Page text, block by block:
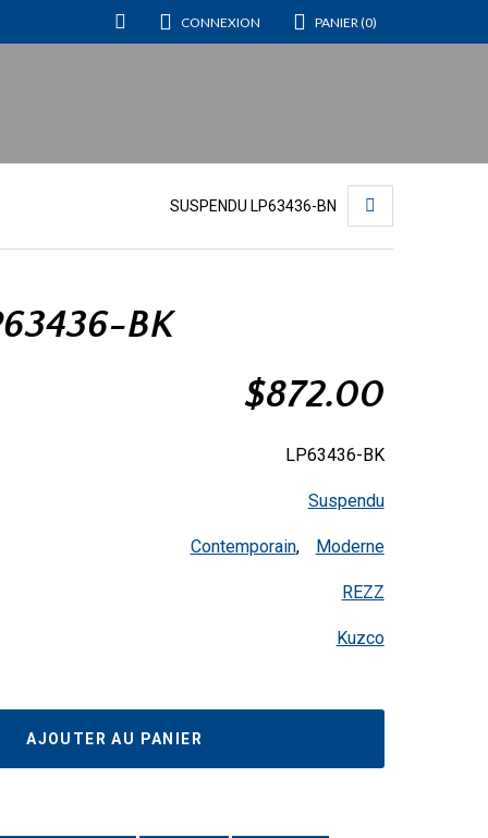
CONNEXION PANIER (0)
SUSPENDU LP63436-BN
BK
$872.00
LP63436-BK
Suspendu
Contemporain, Moderne
REZZ
Kuzco
AJOUTER AU PANIER